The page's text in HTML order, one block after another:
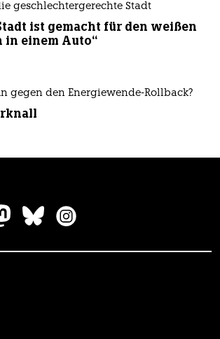
geschlechtergerechte Stadt
ist gemacht für den weißen
in einem Auto“
gegen den Energiewende-Rollback?